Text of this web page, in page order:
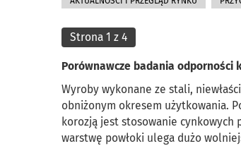
Strona 1 z 4
Porównawcze badania odporności
Wyroby wykonane ze stali,
obniżonym okresem użytkowania.
korozją jest stosowanie cynkowych
warstwę powłoki ulega dużo